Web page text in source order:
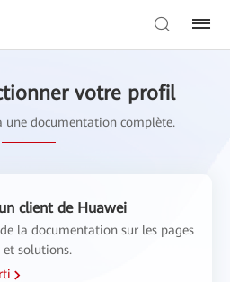
votre profil
une documentation complète.
client de Huawei
la documentation sur les pages
solutions.